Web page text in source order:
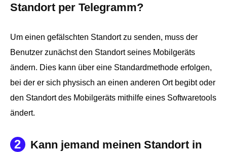
Standort per Telegramm?
Um einen gefälschten Standort zu senden, muss der
Benutzer zunächst den Standort seines Mobilgeräts
ändern. Dies kann über eine Standardmethode erfolgen,
bei der er sich physisch an einen anderen Ort begibt oder
den Standort des Mobilgeräts mithilfe eines Softwaretools
ändert.
2
Kann jemand meinen Standort in